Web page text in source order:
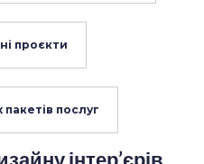
проєкти
послуг
інтер’єрів